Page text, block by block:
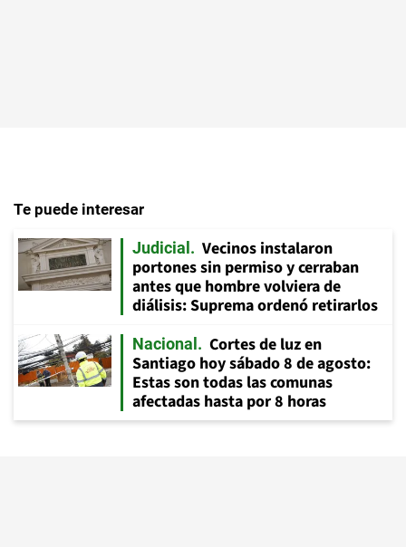
Te puede interesar
Judicial
Vecinos instalaron
portones sin permiso y cerraban
antes que hombre volviera de
diálisis: Suprema ordenó retirarlos
Nacional
Cortes de luz en
Santiago hoy sábado 8 de agosto:
Estas son todas las comunas
afectadas hasta por 8 horas